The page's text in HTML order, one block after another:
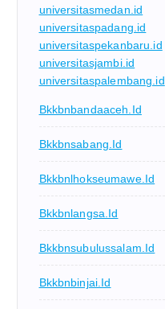
universitasmedan.id
universitaspadang.id
universitaspekanbaru.id
universitasjambi.id
universitaspalembang.id
Bkkbnbandaaceh.id
Bkkbnsabang.id
Bkkbnlhokseumawe.id
Bkkbnlangsa.id
Bkkbnsubulussalam.id
Bkkbnbinjai.id